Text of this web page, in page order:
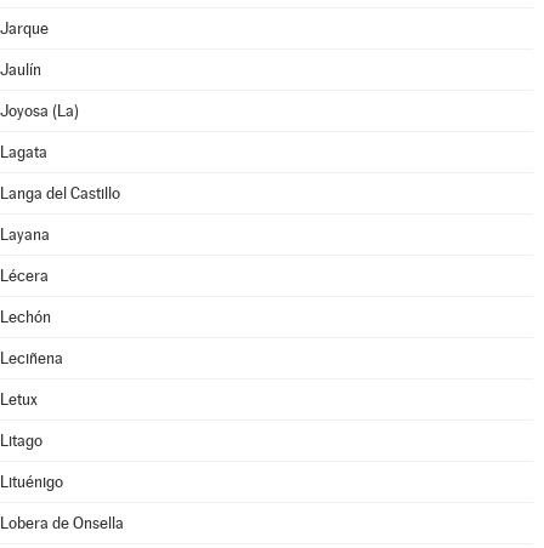
Jarque
Jaulín
Joyosa (La)
Lagata
Langa del Castillo
Layana
Lécera
Lechón
Leciñena
Letux
Litago
Lituénigo
Lobera de Onsella